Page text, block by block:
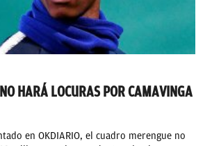
HARÁ LOCURAS POR CAMAVINGA
en OKDIARIO, el cuadro merengue no